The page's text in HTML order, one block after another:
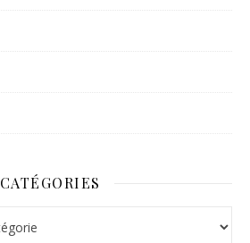
CATÉGORIES